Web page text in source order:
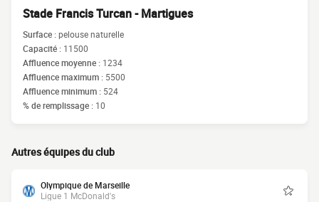
Stade Francis Turcan - Martigues
Surface :pelouse naturelle
Capacité : 11500
Affluence moyenne : 1234
Affluence maximum : 5500
Affluence minimum : 524
% de remplissage : 10
Autres équipes du club
Olympique de Marseille
Ligue 1 McDonald's